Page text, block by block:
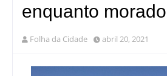
enquanto
Folha da Cidade abril 20, 2021